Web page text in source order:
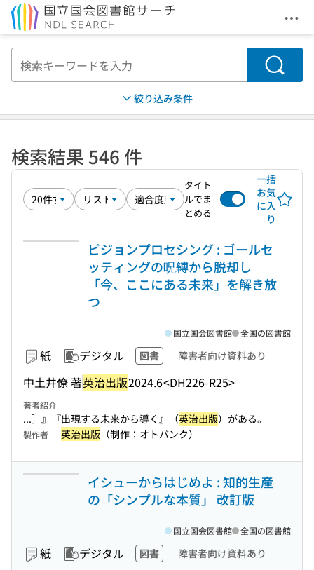
メ
検索
絞り込み条件
検索結果 546 件
タイト
ルでま
とめる
一括
お気
に入
り
ビジョンプロセシング : ゴールセ
ッティングの呪縛から脱却し
「今、ここにある未来」を解き放
つ
紙 デジタル 図書 障害者向け資料あり
中土井僚 著英治出版2024.6<DH226-R25>
国立国会図書館 全国の図書館
著者紹介
...］』『出現する未来から導く』（英治出版）がある。
製作者 英治出版 （制作：オトバンク）
イシューからはじめよ : 知的生産
の「シンプルな本質」 改訂版
紙 デジタル 図書 障害者向け資料あり
国立国会図書館 全国の図書館